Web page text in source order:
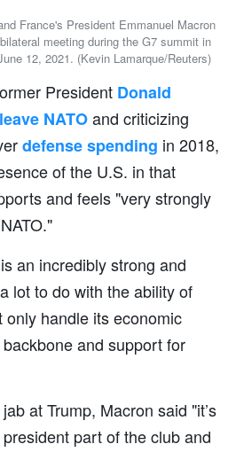
France's President Emmanuel Macron
meeting during the G7 summit in
12, 2021. (Kevin Lamarque/Reuters)
President Donald
leave NATOand criticizing
defense spending in 2018,
of the U.S. in that
and feels "very strongly
an incredibly strong and
lot to do with the ability of
handle its economic
and support for
at Trump, Macron said "it’s
part of the club and